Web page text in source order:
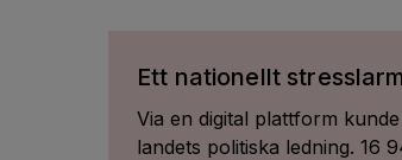
Ett nationellt stresslarm
Via en digital plattform
landets politiska ledning. 16